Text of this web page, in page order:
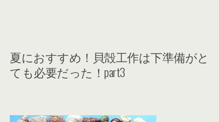
夏におすすめ！貝殻工作は下準備がと
ても必要だった！part3